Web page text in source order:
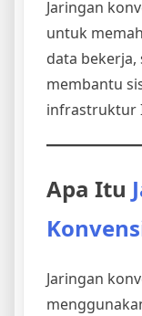
Jaringan
untuk
data
membantu
infrastruktur
Apa Itu
Jaringan